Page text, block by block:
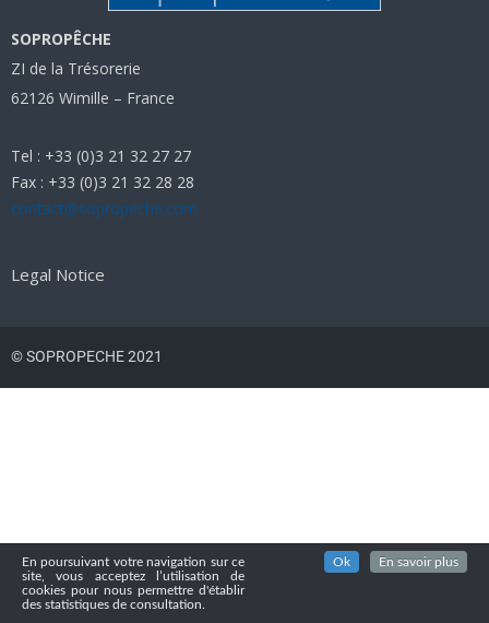
SOPROPÊCHE
ZI de la Trésorerie
62126 Wimille – France
Tel : +33 (0)3 21 32 27 27
Fax : +33 (0)3 21 32 28 28
contact@sopropeche.com
Legal Notice
© SOPROPECHE 2021
En poursuivant votre navigation sur ce
site, vous acceptez l’utilisation de
cookies pour nous permettre d'établir
des statistiques de consultation.
Ok En savoir plus